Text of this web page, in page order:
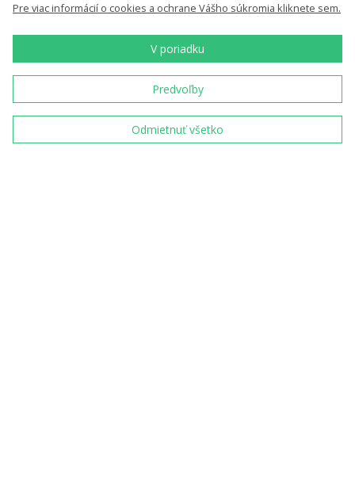
od roku 1993
98 %
cez 4 000 recenzií
Spolupracujú s nami
Pre viac informácií o cookies a ochrane Vášho súkromia kliknete sem.
V poriadku
Predvoľby
Odmietnuť všetko